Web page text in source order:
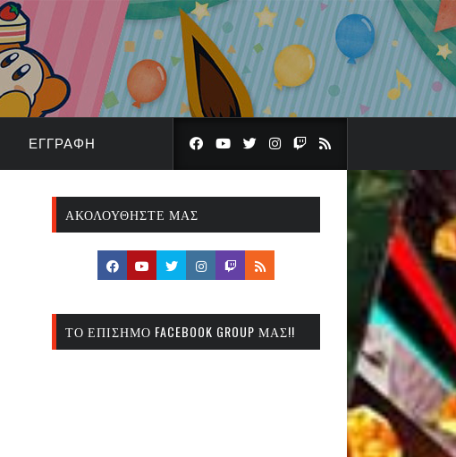
ΕΓΓΡΑΦΉ
ΑΚΟΛΟΥΘΉΣΤΕ ΜΑΣ
ΤΟ ΕΠΊΣΗΜΟ FACEBOOK GROUP ΜΑΣ!!